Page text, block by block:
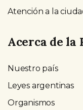
Atención a la
Acerca de la
Nuestro país
Leyes argentinas
Organismos